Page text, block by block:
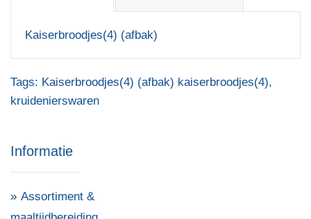
Kaiserbroodjes(4) (afbak)
Tags: Kaiserbroodjes(4) (afbak) kaiserbroodjes(4),
kruidenierswaren
Informatie
Assortiment &